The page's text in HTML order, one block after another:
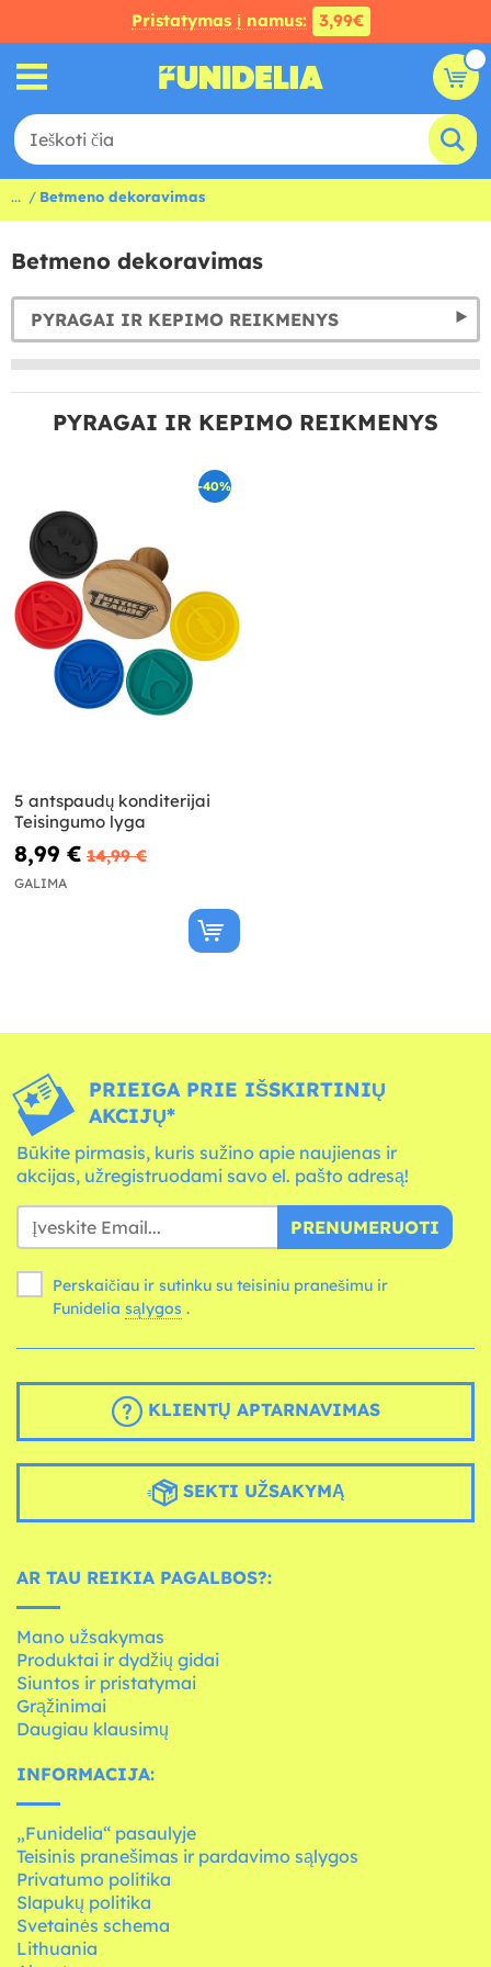
Pristatymas į namus: 3,99€
... Betmeno dekoravimas
Betmeno dekoravimas
PYRAGAI IR KEPIMO REIKMENYS
PYRAGAI IR KEPIMO REIKMENYS
-40%
5 antspaudų konditerijai
Teisingumo lyga
8,99 € 14,99 €
GALIMA
PRIEIGA PRIE IŠSKIRTINIŲ
AKCIJŲ*
Būkite pirmasis, kuris sužino apie naujienas ir
akcijas, užregistruodami savo el. pašto adresą!
PRENUMERUOTI
Perskaičiau ir sutinku su teisiniu pranešimu ir
Funidelia sąlygos .
KLIENTŲ APTARNAVIMAS
SEKTI UŽSAKYMĄ
AR TAU REIKIA PAGALBOS?:
Mano užsakymas
Produktai ir dydžių gidai
Siuntos ir pristatymai
Grąžinimai
Daugiau klausimų
INFORMACIJA:
„Funidelia“ pasaulyje
Teisinis pranešimas ir pardavimo sąlygos
Privatumo politika
Slapukų politika
Svetainės schema
Lithuania